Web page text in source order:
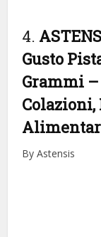
4.
Gusto
Grammi –
By Astensis